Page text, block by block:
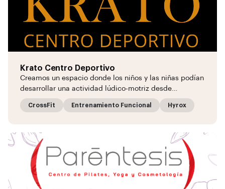
Krato Centro Deportivo
Creamos un espacio donde los niños y las niñas podían
desarrollar una actividad lúdico-motriz desde…
CrossFit Entrenamiento Funcional Hyrox